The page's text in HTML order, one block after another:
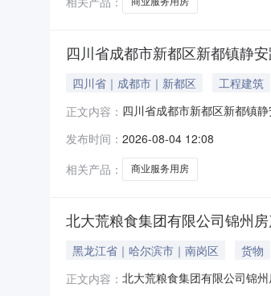
四川省成都市新都区新都镇静
四川省｜成都市｜新都区 工程建筑
正文内容： 四川省成都市新都区新都镇
0058852号】规划用途：[商
发布时间： 2026-08-04 12:08
相关产品：
商业服务用房
北大荒粮食集团有限公司锦州
黑龙江省｜哈尔滨市｜南岗区
货物
正文内容： 北大荒粮食集团有限公司锦